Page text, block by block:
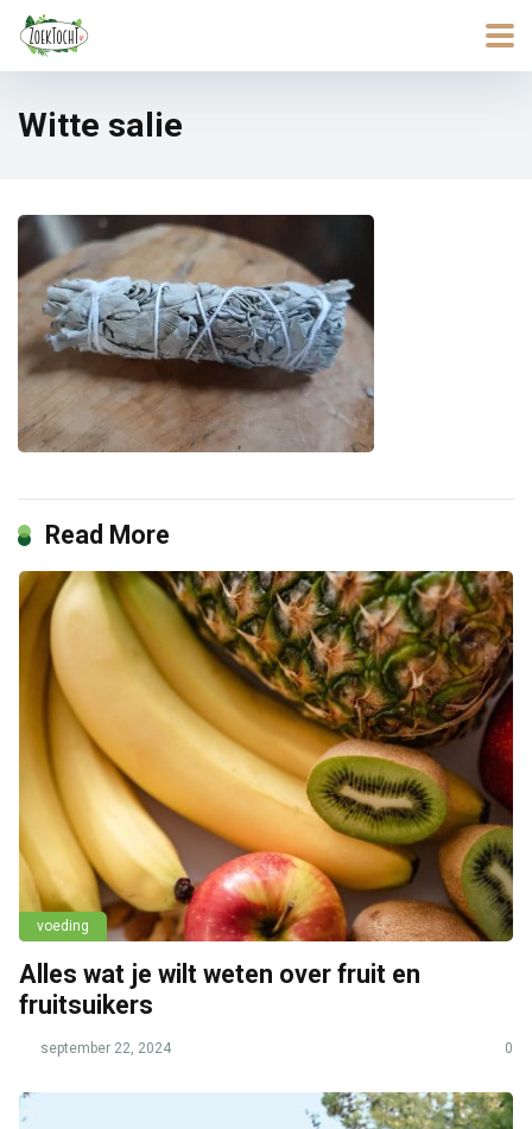
Witte salie
Read More
voeding
Alles wat je wilt weten over fruit en
fruitsuikers
september 22, 2024 0